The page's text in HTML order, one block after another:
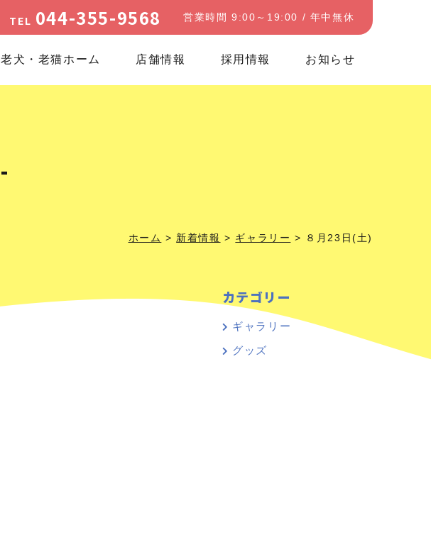
TEL 044-355-9568 営業時間 9:00～19:00 / 年中無休
老犬・老猫ホーム 店舗情報 採用情報 お知らせ
ホーム > 新着情報 > ギャラリー > ８月23日(土)
カテゴリー
ギャラリー
グッズ